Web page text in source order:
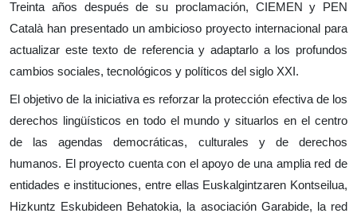
Treinta años después de su proclamación, CIEMEN y PEN
Català han presentado un ambicioso proyecto internacional para
actualizar este texto de referencia y adaptarlo a los profundos
cambios sociales, tecnológicos y políticos del siglo XXI.
El objetivo de la iniciativa es reforzar la protección efectiva de los
derechos lingüísticos en todo el mundo y situarlos en el centro
de las agendas democráticas, culturales y de derechos
humanos. El proyecto cuenta con el apoyo de una amplia red de
entidades e instituciones, entre ellas Euskalgintzaren Kontseilua,
Hizkuntz Eskubideen Behatokia, la asociación Garabide, la red